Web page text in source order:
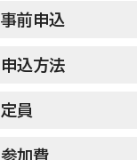
事前申込
申込方法
定員
参加費